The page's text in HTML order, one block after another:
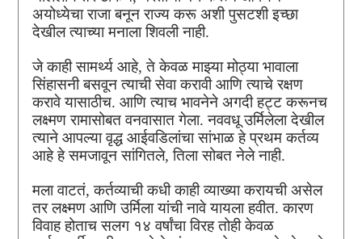
अयोध्येचा राजा बनून राज्य करू अशी पुसटशी इच्छा
देखील त्याच्या मनाला शिवली नाही.
जे काही सामर्थ्य आहे, ते केवळ माझ्या मोठ्या भावाला
सिंहासनी बसवून त्याची सेवा करावी आणि त्याचे रक्षण
करावे यासाठीच. आणि त्याच भावनेने अगदी हट्ट करूनच
लक्ष्मण रामासोबत वनवासात गेला. नववधू उर्मिलेला देखील
त्याने आपल्या वृद्ध आईवडिलांचा सांभाळ हे प्रथम कर्तव्य
आहे हे समजावून सांगितले, तिला सोबत नेले नाही.
मला वाटतं, कर्तव्याची कधी काही व्याख्या करायची असेल
तर लक्ष्मण आणि उर्मिला यांची नावे यायला हवीत. कारण
विवाह होताच सलग १४ वर्षांचा विरह तोही केवळ